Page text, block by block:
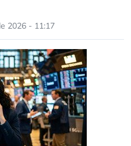
2026 - 11:17